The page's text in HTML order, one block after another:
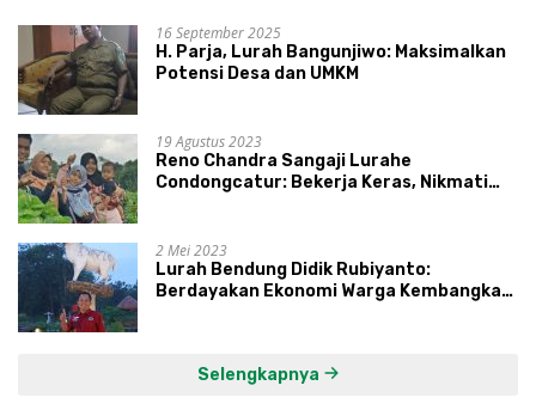
16 September 2025
H. Parja, Lurah Bangunjiwo: Maksimalkan
Potensi Desa dan UMKM
19 Agustus 2023
Reno Chandra Sangaji Lurahe
Condongcatur: Bekerja Keras, Nikmati
2 Mei 2023
Lurah Bendung Didik Rubiyanto:
Berdayakan Ekonomi Warga Kembangkan
Selengkapnya